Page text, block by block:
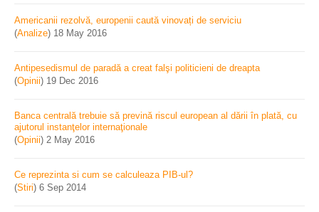
Americanii rezolvă, europenii caută vinovați de serviciu
(Analize) 18 May 2016
Antipesedismul de paradă a creat falşi politicieni de dreapta
(Opinii) 19 Dec 2016
Banca centrală trebuie să prevină riscul european al dării în plată, cu
ajutorul instanţelor internaţionale
(Opinii) 2 May 2016
Ce reprezinta si cum se calculeaza PIB-ul?
(Stiri) 6 Sep 2014